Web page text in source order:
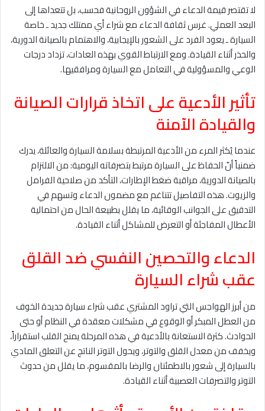
لا تقتصر قيمة الدعاء في الشؤون الروحانية فحسب، بل تتعداها إلى
البعد العملي. غرس ثقافة الدعاء مع شراء أي ممتلك جديد ـ خاصة
السيارة ـ يعود الفرد على الشعور بالإيجابية، والاهتمام بالصيانة الدورية،
والحذر أثناء القيادة. ومع الارتباط القوي بهذه العادات، تزداد درجات
الوعي والمسؤولية في التعامل مع السيارة ومرافقيها.
تأثير الأدعية على اتخاذ قرارات الصيانة
والقيادة الآمنة
عندما يُكثر المرء من الأدعية المرتبطة بسلامة السيارة والعائلة، يدرك
ضمنياً أنّ الحفاظ على السيارة مرتبط بتصرفاته اليومية: من الالتزام
بالصيانة الدورية، مراقبة ضغط الإطارات، التأكد من صلاحية الفرامل
والزيوت. هذه التفاصيل تتناغم مع مضمون الدعاء وتسهم في
التدقيق على الجوانب الوقائية، ما يقلل بطبيعة الحال من احتمالية
الأعطال المفاجئة أو التعرض للمشاكل أثناء القيادة.
الدعاء والتحصين النفسي ضد القلق
عقب شراء السيارة
من أبرز الهواجس التي تراود المشتري عقب شراء سيارة جديدة الخوف
من العطل المبكر أو الوقوع في مشكلات معقدة في النظام أو حتى
الحوادث. كثرة الاستعانة بالأدعية في هذه المرحلة يمنح القلب استقراراً،
ويخفف من معدل القلق والتوتر، ويحول التوتر الناتج عن التعلق المادي
بالسيارة إلى شعور بالاطمئنان والرضا بالمقسوم، ما يقلل من حدوث
التوتر والتصرفات العصبية أثناء القيادة.